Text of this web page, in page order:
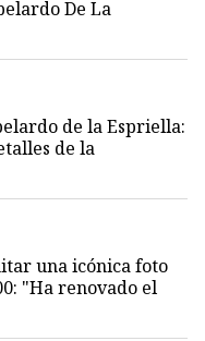
De La
de la Espriella:
de la
una icónica foto
"Ha renovado el